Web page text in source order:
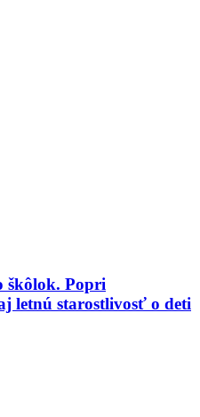
škôlok. Popri
letnú starostlivosť o deti